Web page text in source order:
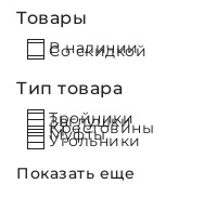
Товары
В наличии
Со скидкой
Тип товара
Тройники
Заглушки
Крестовины
Муфты
Угольники
Показать еще